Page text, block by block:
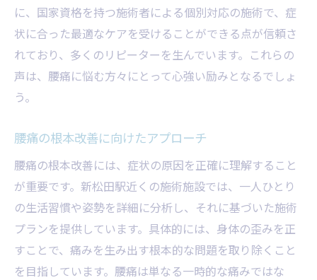
に、国家資格を持つ施術者による個別対応の施術で、症
状に合った最適なケアを受けることができる点が信頼さ
れており、多くのリピーターを生んでいます。これらの
声は、腰痛に悩む方々にとって心強い励みとなるでしょ
う。
腰痛の根本改善に向けたアプローチ
腰痛の根本改善には、症状の原因を正確に理解すること
が重要です。新松田駅近くの施術施設では、一人ひとり
の生活習慣や姿勢を詳細に分析し、それに基づいた施術
プランを提供しています。具体的には、身体の歪みを正
すことで、痛みを生み出す根本的な問題を取り除くこと
を目指しています。腰痛は単なる一時的な痛みではな